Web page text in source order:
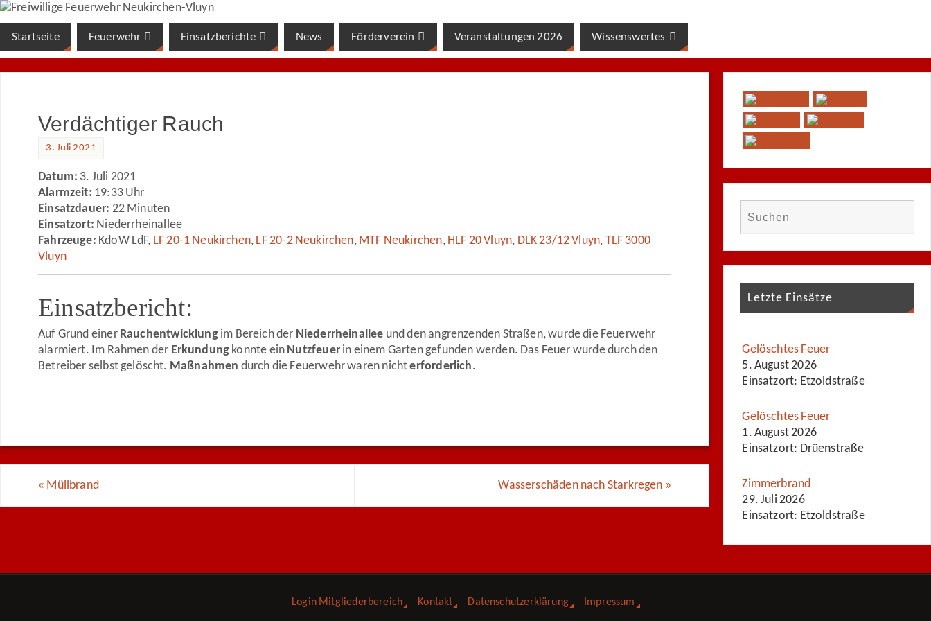
Startseite Feuerwehr Einsatzberichte News Förderverein Veranstaltungen 2026 Wissenswertes
Verdächtiger Rauch
3. Juli 2021
Datum: 3. Juli 2021
Alarmzeit: 19:33 Uhr
Einsatzdauer: 22 Minuten
Einsatzort: Niederrheinallee
Fahrzeuge: KdoW LdF, LF 20-1 Neukirchen, LF 20-2 Neukirchen, MTF Neukirchen, HLF 20 Vluyn, DLK 23/12 Vluyn, TLF 3000
Vluyn
Einsatzbericht:
Auf Grund einer Rauchentwicklungim Bereich der Niederrheinallee und den angrenzenden Straßen, wurde die Feuerwehr
alarmiert. Im Rahmen der Erkundung konnte ein Nutzfeuerin einem Garten gefunden werden. Das Feuer wurde durch den
Betreiber selbst gelöscht. Maßnahmen durch die Feuerwehr waren nichterforderlich.
« Müllbrand Wasserschäden nach Starkregen »
Letzte Einsätze
Gelöschtes Feuer
5. August 2026
Einsatzort: Etzoldstraße
Gelöschtes Feuer
1. August 2026
Einsatzort: Drüenstraße
Zimmerbrand
29. Juli 2026
Einsatzort: Etzoldstraße
Login Mitgliederbereich Kontakt Datenschutzerklärung Impressum